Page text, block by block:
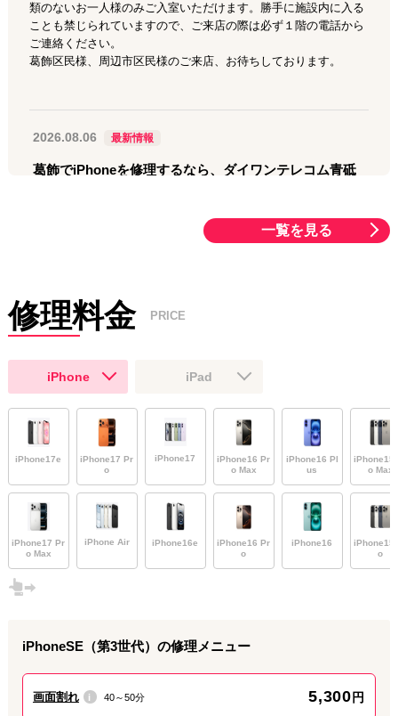
類のないお一人様のみご入室いただけます。勝手に施設内に入る
ことも禁じられていますので、ご来店の際は必ず１階の電話から
ご連絡ください。
葛飾区民様、周辺市区民様のご来店、お待ちしております。
2026.08.06 最新情報
葛飾でiPhoneを修理するなら、ダイワンテレコム青砥
みなさん、こんにちは。ダイワンテレコム青砥店です。
明日明後日と朝一番のご予約をいただいております。急がない場
合は11時過ぎか日没後のご来店がおすすめです。
当店は10時から22時までの12時間営業です。
2026.08.04 最新情報
iPhoneの画面修理は当店へ
みなさん、こんにちは。ダイワンテレコム青砥店です。
昨日はiPhone13ProMaxの故障にご対応させていただきました。
画面が真っ白になったとのことで、液晶不良の扱いでパネル交換
で終わるかと思われたのですが、バッテリーにも問題があって再
起動してしまう状況で、両方交換となりました。閉じるとパネル
に問題が発生し、基板由来で復旧不可能かと思われたのですが、
っている疑いがあり、いつまで使えるか分からない、バックアッ
プを万全にするよう話をして返却させていただきました。最初に
ゴーストタッチでiPhoneは使用できません15分もあったため、作
業時間は想定の２倍半となりました。そう多くはないのですが、
修理は予定通りにいかないこともあるのを再認識した案件でし
一覧を見る
修理料金 PRICE
iPhone iPad
iPhone17e
iPhone17 Pr
o Max
iPhone17 Pr
o
iPhone Air
iPhone17
iPhone16e
iPhone16 Pr
o Max
iPhone16 Pr
o
iPhone16 Pl
us
iPhone16
iPhone15
o Max
iPhone15
o
iPhoneSE（第3世代） の修理メニュー
画面割れ i 40～50分 5,300 円